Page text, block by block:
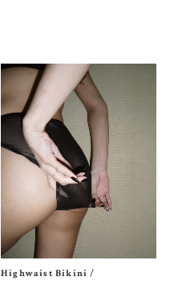
Highwaist Bikini /